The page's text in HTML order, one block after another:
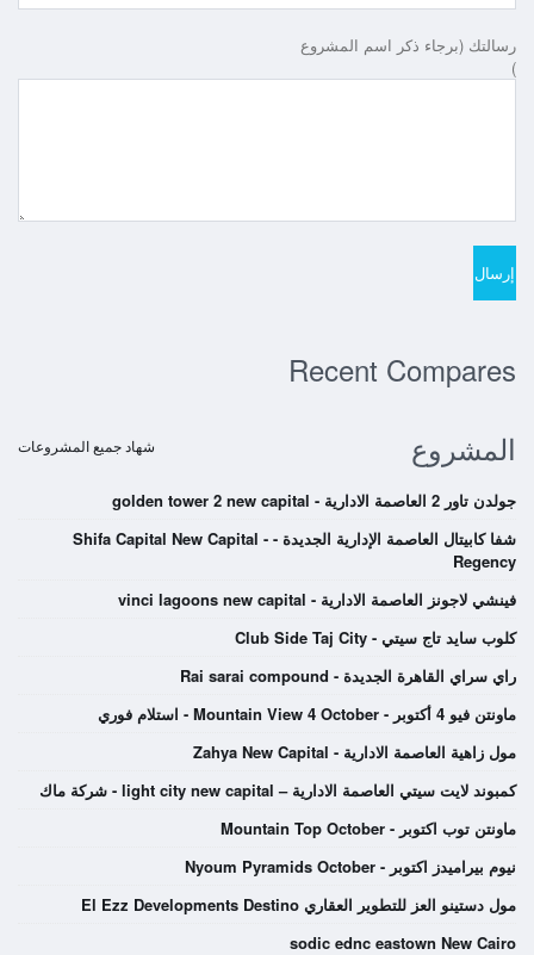
رسالتك (برجاء ذكر اسم المشروع
)
Recent Compares
المشروع
شهاد جميع المشروعات
جولدن تاور 2 العاصمة الادارية - golden tower 2 new capital
شفا كابيتال العاصمة الإدارية الجديدة - Shifa Capital New Capital -
Regency
فينشي لاجونز العاصمة الادارية - vinci lagoons new capital
كلوب سايد تاج سيتي - Club Side Taj City
راي سراي القاهرة الجديدة - Rai sarai compound
ماونتن فيو 4 أكتوبر - Mountain View 4 October - استلام فوري
مول زاهية العاصمة الادارية - Zahya New Capital
كمبوند لايت سيتي العاصمة الادارية – light city new capital - شركة ماك
ماونتن توب اكتوبر - Mountain Top October
نيوم بيراميدز اكتوبر - Nyoum Pyramids October
مول دستينو العز للتطوير العقاري El Ezz Developments Destino
sodic ednc eastown New Cairo